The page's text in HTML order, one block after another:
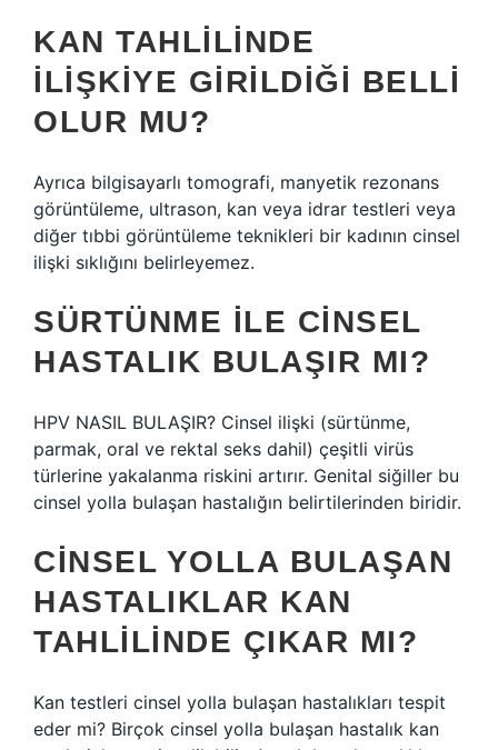
KAN TAHLILINDE
ILIŞKIYE GIRILDIĞI BELLI
OLUR MU?
Ayrıca bilgisayarlı tomografi, manyetik rezonans
görüntüleme, ultrason, kan veya idrar testleri veya
diğer tıbbi görüntüleme teknikleri bir kadının cinsel
ilişki sıklığını belirleyemez.
SÜRTÜNME ILE CINSEL
HASTALIK BULAŞIR MI?
HPV NASIL BULAŞIR? Cinsel ilişki (sürtünme,
parmak, oral ve rektal seks dahil) çeşitli virüs
türlerine yakalanma riskini artırır. Genital siğiller bu
cinsel yolla bulaşan hastalığın belirtilerinden biridir.
CINSEL YOLLA BULAŞAN
HASTALIKLAR KAN
TAHLILINDE ÇIKAR MI?
Kan testleri cinsel yolla bulaşan hastalıkları tespit
eder mi? Birçok cinsel yolla bulaşan hastalık kan